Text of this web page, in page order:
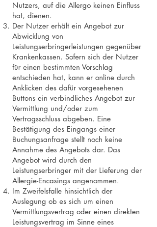
Nutzers, auf die Allergo keinen Einfluss
hat, dienen.
Der Nutzer erhält ein Angebot zur
Abwicklung von
Leistungserbringerleistungen gegenüber
Krankenkassen. Sofern sich der Nutzer
für einen bestimmten Vorschlag
entschieden hat, kann er online durch
Anklicken des dafür vorgesehenen
Buttons ein verbindliches Angebot zur
Vermittlung und/oder zum
Vertragsschluss abgeben. Eine
Bestätigung des Eingangs einer
Buchungsanfrage stellt noch keine
Annahme des Angebots dar. Das
Angebot wird durch den
Leistungserbringer mit der Lieferung der
Allergie-Encasings angenommen.
Im Zweifelsfalle hinsichtlich der
Auslegung ob es sich um einen
Vermittlungsvertrag oder einen direkten
Leistungsvertrag im Sinne eines